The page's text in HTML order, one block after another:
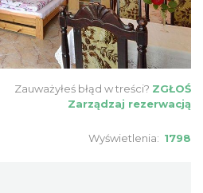
Zauważyłeś błąd w treści? ZGŁOŚ
Zarządzaj rezerwacją
Wyświetlenia: 1798